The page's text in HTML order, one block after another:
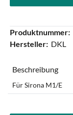
Produktnummer:
Hersteller: DKL
Beschreibung
Für Sirona M1/E